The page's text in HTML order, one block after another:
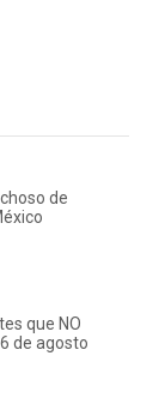
de
que NO
de agosto